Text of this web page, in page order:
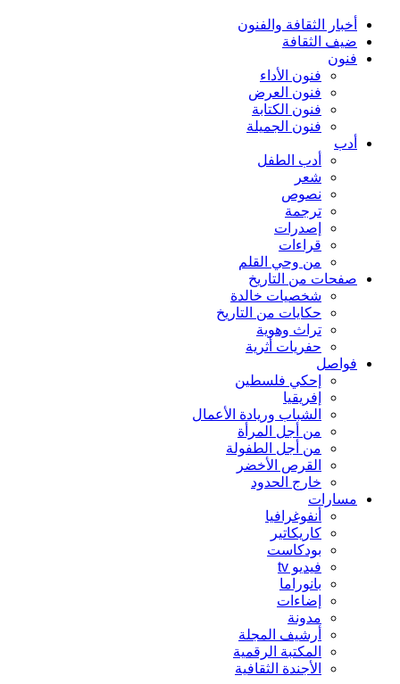
أخبار الثقافة والفنون
ضيف الثقافة
فنون
فنون الأداء
فنون العرض
فنون الكتابة
فنون الجميلة
أدب
أدب الطفل
شعر
نصوص
ترجمة
إصدرات
قراءات
من وحي القلم
صفحات من التاريخ
شخصيات خالدة
حكايات من التاريخ
تراث وهوية
حفريات أثرية
فواصل
إحكي فلسطين
إفريقيا
الشباب وريادة الأعمال
من أجل المرأة
من أجل الطفولة
القرص الأخضر
خارج الحدود
مسارات
أنفوغرافيا
كاريكاتير
بودكاست
فيديو tv
بانوراما
إضاءات
مدونة
أرشيف المجلة
المكتبة الرقمية
الأجندة الثقافية